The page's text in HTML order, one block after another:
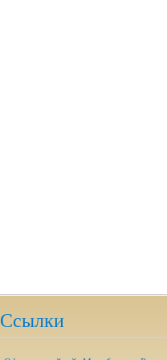
Ссылки